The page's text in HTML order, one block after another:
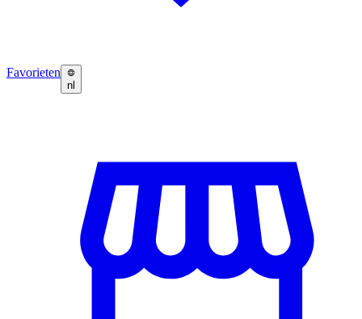
Favorieten
nl